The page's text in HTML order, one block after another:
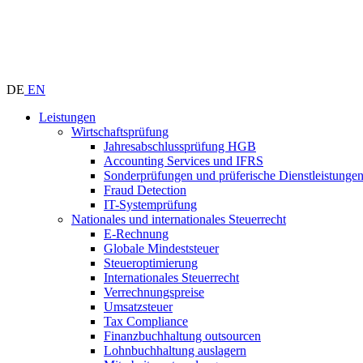
DE EN
Leistungen
Wirtschaftsprüfung
Jahresabschlussprüfung HGB
Accounting Services und IFRS
Sonderprüfungen und prüferische Dienstleistungen
Fraud Detection
IT-Systemprüfung
Nationales und internationales Steuerrecht
E-Rechnung
Globale Mindeststeuer
Steueroptimierung
Internationales Steuerrecht
Verrechnungspreise
Umsatzsteuer
Tax Compliance
Finanzbuchhaltung outsourcen
Lohnbuchhaltung auslagern